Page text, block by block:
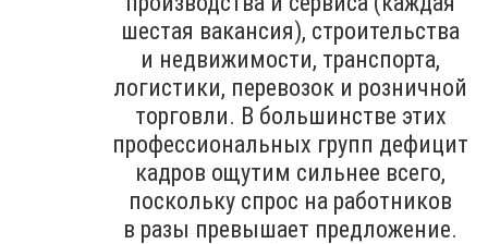
шестая вакансия), строительства
и недвижимости, транспорта,
логистики, перевозок и розничной
торговли. В большинстве этих
профессиональных групп дефицит
кадров ощутим сильнее всего,
поскольку спрос на работников
в разы превышает предложение.